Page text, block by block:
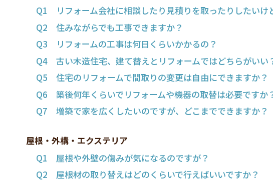
Q1 リフォーム会社に相談したり見積りを取ったりしたいけ
Q2 住みながらでも工事できますか？
Q3 リフォームの工事は何日くらいかかるの？
Q4 古い木造住宅、建て替えとリフォームではどちらがいい
Q5 住宅のリフォームで間取りの変更は自由にできますか？
Q6 築後何年くらいでリフォームや機器の取替は必要ですか
Q7 増築で家を広くしたいのですが、どこまでできますか？
屋根・外構・エクステリア
Q1 屋根や外壁の傷みが気になるのですが？
Q2 屋根材の取り替えはどのくらいで行えばいいですか？